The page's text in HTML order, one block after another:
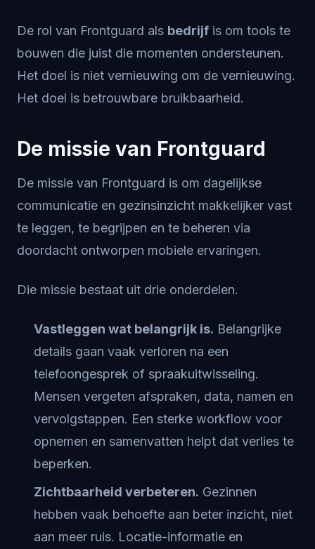
De rol van Frontguard als bedrijf is om tools te
bouwen die juist die momenten ondersteunen.
Het doel is niet vernieuwing om de vernieuwing.
Het doel is betrouwbare bruikbaarheid.
De missie van Frontguard
De missie van Frontguard is om dagelijkse
communicatie en gezinsinzicht makkelijker vast
te leggen, te begrijpen en te beheren via
doordacht ontworpen mobiele ervaringen.
Die missie bestaat uit drie onderdelen.
Vastleggen wat belangrijk is. Belangrijke
details gaan vaak verloren na een
telefoongesprek of spraakuitwisseling.
Mensen vergeten afspraken, data, namen en
vervolgstappen. Een sterke workflow voor
opnemen en samenvatten helpt dat verlies te
beperken.
Zichtbaarheid verbeteren. Gezinnen
hebben vaak behoefte aan beter inzicht, niet
aan meer ruis. Locatie-informatie en